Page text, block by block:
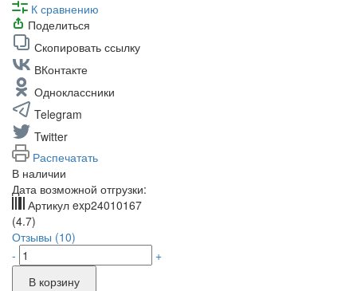
К сравнению
Поделиться
Скопировать ссылку
ВКонтакте
Одноклассники
Telegram
Twitter
Распечатать
В наличии
Дата возможной отгрузки:
Артикул exp24010167
(4.7)
Отзывы (10)
-
+
В корзину